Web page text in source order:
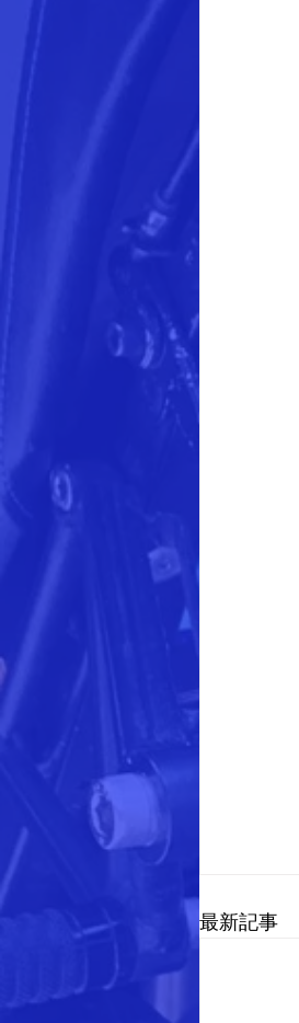
最新記事